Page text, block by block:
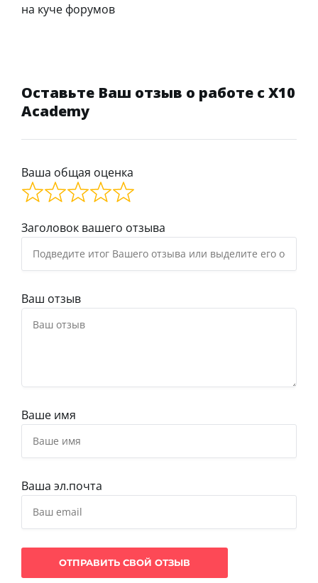
на куче форумов
Оставьте Ваш отзыв о работе с Х10
Academy
Ваша общая оценка
Заголовок вашего отзыва
Ваш отзыв
Ваше имя
Ваша эл.почта